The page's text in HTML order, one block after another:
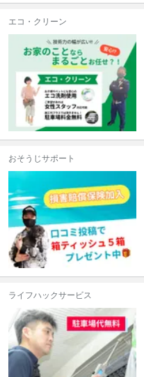
エコ・クリーン
おそうじサポート
ライフハックサービス